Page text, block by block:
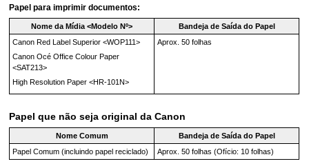
Papel para imprimir documentos:
Nome da Mídia <Modelo Nº>
Bandeja de Saída do Papel
Canon Red Label Superior<WOP111>
Canon Océ Office Colour Paper
<SAT213>
High Resolution Paper<HR-101N>
Aprox. 50 folhas
Papel que não seja original daCanon
Nome Comum
Bandeja de Saída do Papel
Papel Comum (incluindo papel reciclado)
Aprox. 50 folhas (Ofício: 10 folhas)